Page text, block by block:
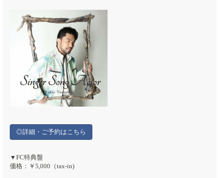
◎詳細・ご予約はこちら
▼FC特典盤
価格：￥5,000（tax-in)